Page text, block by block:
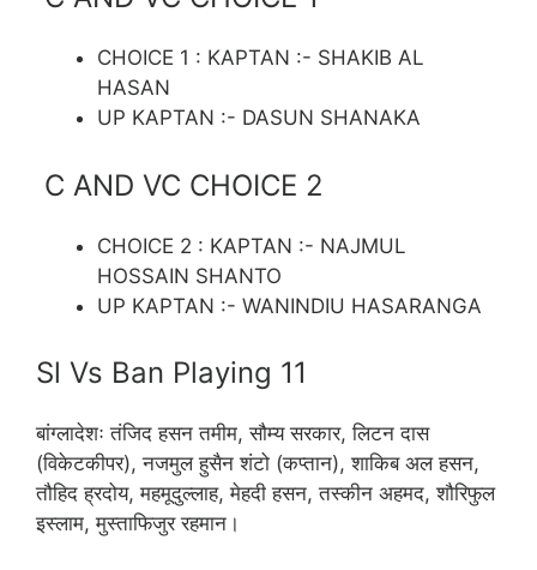
CHOICE 1 : KAPTAN :- SHAKIB AL
HASAN
UP KAPTAN :- DASUN SHANAKA
C AND VC CHOICE 2
CHOICE 2 : KAPTAN :- NAJMUL
HOSSAIN SHANTO
UP KAPTAN :- WANINDIU HASARANGA
Sl Vs Ban Playing 11
बांग्लादेशः तंजिद हसन तमीम, सौम्य सरकार, लिटन दास
(विकेटकीपर), नजमुल हुसैन शंटो (कप्तान), शाकिब अल हसन,
तौहिद ह्रदोय, महमूदुल्लाह, मेहदी हसन, तस्कीन अहमद, शौरिफुल
इस्लाम, मुस्ताफिजुर रहमान।